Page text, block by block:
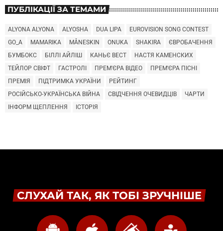
ПУБЛІКАЦІЇ ЗА ТЕМАМИ
ALYONA ALYONA ALYOSHA DUA LIPA
EUROVISION SONG CONTEST
GO_A
MAMARIKA MÅNESKIN ONUKA SHAKIRA
ЄВРОБАЧЕННЯ
БУМБОКС
БІЛЛІ АЙЛІШ КАНЬЄ ВЕСТ
НАСТЯ КАМЕНСКИХ
ТЕЙЛОР СВІФТ
ГАСТРОЛІ ПРЕМ'ЄРА ВІДЕО
ПРЕМ'ЄРА ПІСНІ
ПРЕМІЯ
ПІДТРИМКА УКРАЇНИ
РЕЙТИНГ
РОСІЙСЬКО-УКРАЇНСЬКА ВІЙНА
СВІДЧЕННЯ ОЧЕВИДЦІВ
ЧАРТИ
ІНФОРМ ЩЕПЛЕННЯ
ІСТОРІЯ
СЛУХАЙ ТАК, ЯК ТОБІ ЗРУЧНІШЕ